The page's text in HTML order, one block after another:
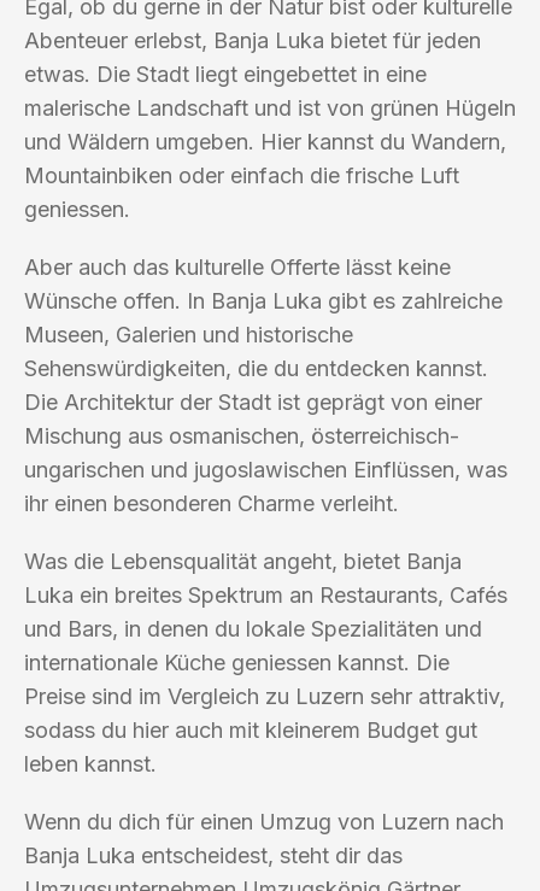
Egal, ob du gerne in der Natur bist oder kulturelle
Abenteuer erlebst, Banja Luka bietet für jeden
etwas. Die Stadt liegt eingebettet in eine
malerische Landschaft und ist von grünen Hügeln
und Wäldern umgeben. Hier kannst du Wandern,
Mountainbiken oder einfach die frische Luft
geniessen.
Aber auch das kulturelle Offerte lässt keine
Wünsche offen. In Banja Luka gibt es zahlreiche
Museen, Galerien und historische
Sehenswürdigkeiten, die du entdecken kannst.
Die Architektur der Stadt ist geprägt von einer
Mischung aus osmanischen, österreichisch-
ungarischen und jugoslawischen Einflüssen, was
ihr einen besonderen Charme verleiht.
Was die Lebensqualität angeht, bietet Banja
Luka ein breites Spektrum an Restaurants, Cafés
und Bars, in denen du lokale Spezialitäten und
internationale Küche geniessen kannst. Die
Preise sind im Vergleich zu Luzern sehr attraktiv,
sodass du hier auch mit kleinerem Budget gut
leben kannst.
Wenn du dich für einen Umzug von Luzern nach
Banja Luka entscheidest, steht dir das